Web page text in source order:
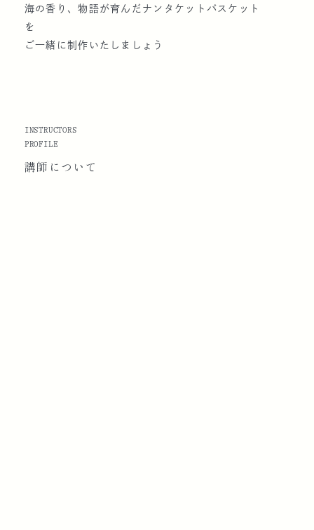
海の香り、物語が育んだナンタケットバスケット
を
ご一緒に制作いたしましょう
INSTRUCTORS
PROFILE
講師に ついて